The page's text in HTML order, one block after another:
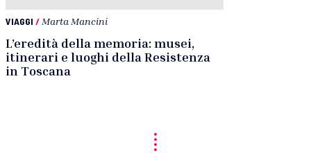
VIAGGI / Marta Mancini
L’eredità della memoria: musei,
itinerari e luoghi della Resistenza
in Toscana